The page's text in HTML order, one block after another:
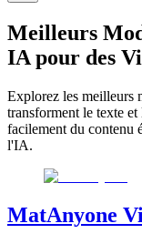
Meilleurs
IA pour des
Explorez les meilleurs
transforment le texte
facilement du contenu
l'IA.
MatAnyone